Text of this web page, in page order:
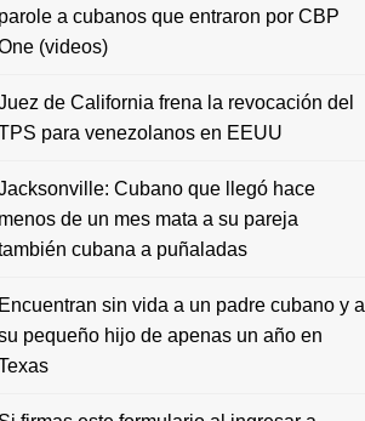
parole a cubanos que entraron por CBP
(videos)
de California frena la revocación del
para venezolanos en EEUU
Cubano que llegó hace
menos de un mes mata a su pareja
cubana a puñaladas
Encuentran sin vida a un padre cubano y a
pequeño hijo de apenas un año en